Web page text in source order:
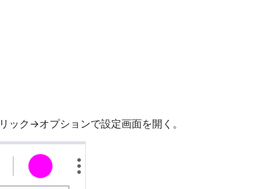
ク→オプションで設定画面を開く。